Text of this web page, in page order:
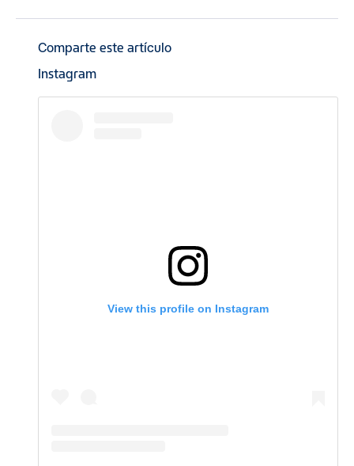
Comparte este artículo
Instagram
View this profile on Instagram